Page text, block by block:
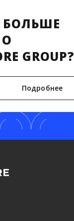
БОЛЬШЕ
GROUP?
Подробнее